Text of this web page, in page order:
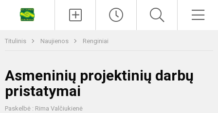
Titulinis Naujienos Renginiai
Asmeninių projektinių darbų
pristatymai
Paskelbė : Rima Valčiukienė